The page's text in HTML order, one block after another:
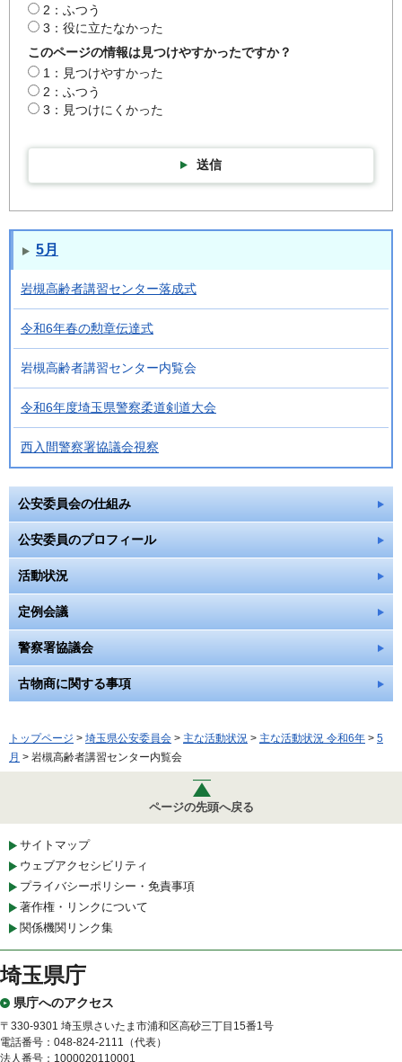
2：ふつう
3：役に立たなかった
このページの情報は見つけやすかったですか？
1：見つけやすかった
2：ふつう
3：見つけにくかった
送信
5月
岩槻高齢者講習センター落成式
令和6年春の勲章伝達式
岩槻高齢者講習センター内覧会
令和6年度埼玉県警察柔道剣道大会
西入間警察署協議会視察
公安委員会の仕組み
公安委員のプロフィール
活動状況
定例会議
警察署協議会
古物商に関する事項
トップページ > 埼玉県公安委員会 > 主な活動状況 > 主な活動状況 令和6年 > 5
月 > 岩槻高齢者講習センター内覧会
ページの先頭へ戻る
サイトマップ
ウェブアクセシビリティ
プライバシーポリシー・免責事項
著作権・リンクについて
関係機関リンク集
埼玉県庁
県庁へのアクセス
〒330-9301 埼玉県さいたま市浦和区高砂三丁目15番1号
電話番号：048-824-2111（代表）
法人番号：1000020110001